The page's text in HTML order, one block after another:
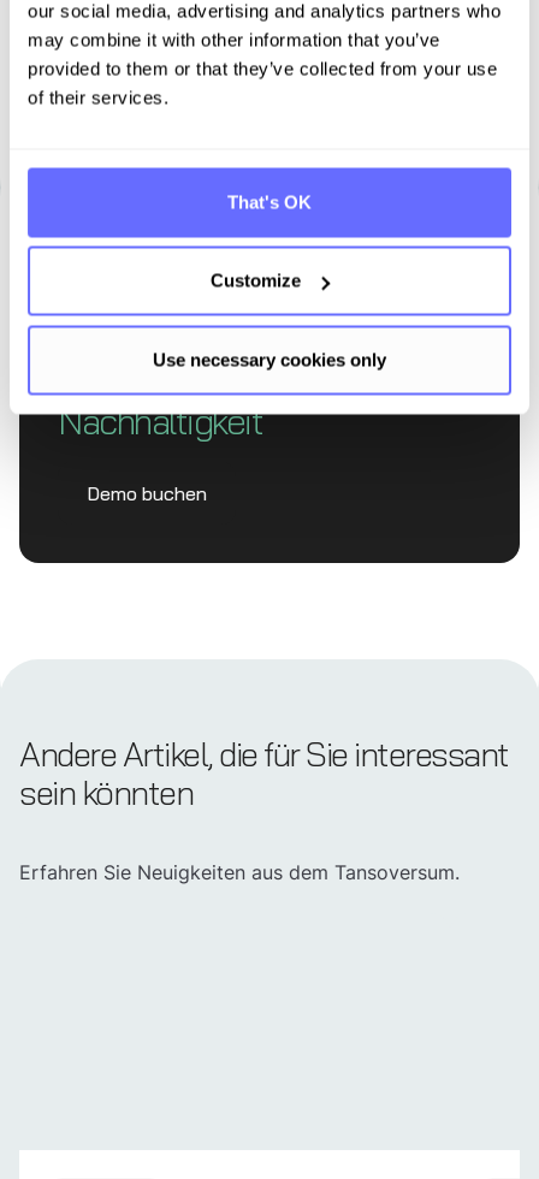
our social media, advertising and analytics partners who
may combine it with other information that you’ve
provided to them or that they’ve collected from your use
of their services.
That's OK
Customize
Use necessary cookies only
CDP, SAQ 5.0 und ähnliche Marktanforderungen
unterstützt.
Entdecken Sie Tanso –
Ihre Komplett­lösung für
Nachhaltigkeit
Demo buchen
Andere Artikel, die für Sie interessant
sein könnten
Erfahren Sie Neuigkeiten aus dem Tansoversum.